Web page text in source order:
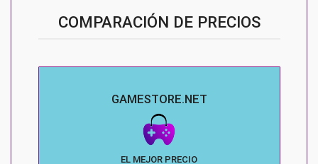
COMPARACIÓN DE PRECIOS
GAMESTORE.NET
EL MEJOR PRECIO